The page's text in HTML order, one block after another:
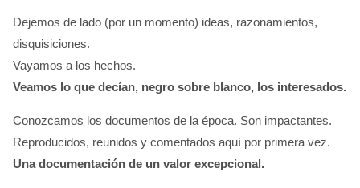
Dejemos de lado (por un momento) ideas, razonamientos,
disquisiciones.
Vayamos a los hechos.
Veamos lo que decían, negro sobre blanco, los interesados.
Conozcamos los documentos de la época. Son impactantes.
Reproducidos, reunidos y comentados aquí por primera vez.
Una documentación de un valor excepcional.